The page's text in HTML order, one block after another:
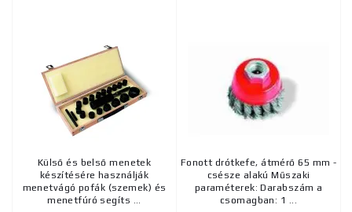
Külső és belső menetek
készítésére használják
menetvágó pofák (szemek) és
menetfúró segíts ...
Fonott drótkefe, átmérő 65 mm -
csésze alakú Műszaki
paraméterek: Darabszám a
csomagban: 1 ...